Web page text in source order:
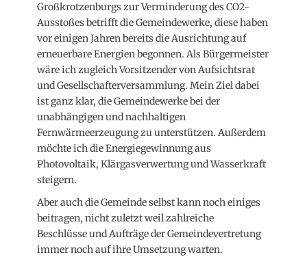
Großkrotzenburgs zur Verminderung des CO2-
Ausstoßes betrifft die Gemeindewerke, diese haben
vor einigen Jahren bereits die Ausrichtung auf
erneuerbare Energien begonnen. Als Bürgermeister
wäre ich zugleich Vorsitzender von Aufsichtsrat
und Gesellschafterversammlung. Mein Ziel dabei
ist ganz klar, die Gemeindewerke bei der
unabhängigen und nachhaltigen
Fernwärmeerzeugung zu unterstützen. Außerdem
möchte ich die Energiegewinnung aus
Photovoltaik, Klärgasverwertung und Wasserkraft
steigern.
Aber auch die Gemeinde selbst kann noch einiges
beitragen, nicht zuletzt weil zahlreiche
Beschlüsse und Aufträge der Gemeindevertretung
immer noch auf ihre Umsetzung warten.